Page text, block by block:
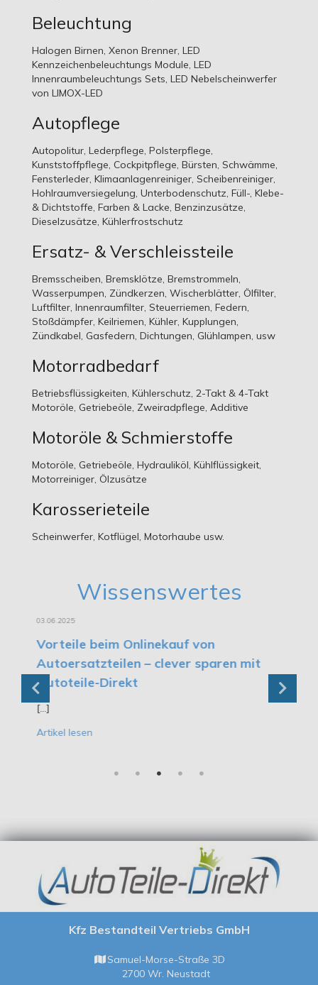
Beleuchtung
Halogen Birnen, Xenon Brenner, LED
Kennzeichenbeleuchtungs Module, LED
Innenraumbeleuchtungs Sets, LED Nebelscheinwerfer
von LIMOX-LED
Autopflege
Autopolitur, Lederpflege, Polsterpflege,
Kunststoffpflege, Cockpitpflege, Bürsten, Schwämme,
Fensterleder, Klimaanlagenreiniger, Scheibenreiniger,
Hohlraumversiegelung, Unterbodenschutz, Füll-, Klebe-
& Dichtstoffe, Farben & Lacke, Benzinzusätze,
Dieselzusätze, Kühlerfrostschutz
Ersatz- & Verschleissteile
Bremsscheiben, Bremsklötze, Bremstrommeln,
Wasserpumpen, Zündkerzen, Wischerblätter, Ölfilter,
Luftfilter, Innenraumfilter, Steuerriemen, Federn,
Stoßdämpfer, Keilriemen, Kühler, Kupplungen,
Zündkabel, Gasfedern, Dichtungen, Glühlampen, usw
Motorradbedarf
Betriebsflüssigkeiten, Kühlerschutz, 2-Takt & 4-Takt
Motoröle, Getriebeöle, Zweiradpflege, Additive
Motoröle & Schmierstoffe
Motoröle, Getriebeöle, Hydrauliköl, Kühlflüssigkeit,
Motorreiniger, Ölzusätze
Karosserieteile
Scheinwerfer, Kotflügel, Motorhaube usw.
Wissenswertes
03.06.2025
Vorteile beim Onlinekauf von
Autoersatzteilen – clever sparen mit
Autoteile-Direkt
[...]
Artikel lesen
Kfz Bestandteil Vertriebs GmbH
Samuel-Morse-Straße 3D
2700 Wr. Neustadt